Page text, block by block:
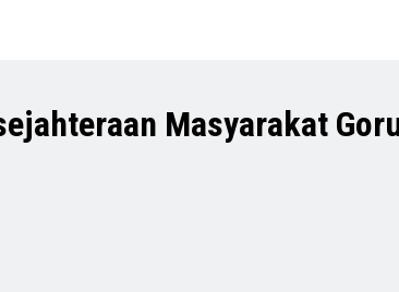
Masyarakat